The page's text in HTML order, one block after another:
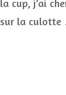
la cup, j’ai
sur la